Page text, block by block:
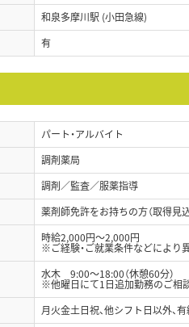
和泉多摩川駅 (小田急線)
有
パート・アルバイト
調剤薬局
調剤／監査／服薬指導
薬剤師免許をお持ちの方（取得見
時給2,000円～2,000円
※ご経験・ご就業条件などにより
水木 9:00～18:00（休憩60分）
※他曜日にて1日追加勤務のご相
月火金土日祝、他シフト日以外、有